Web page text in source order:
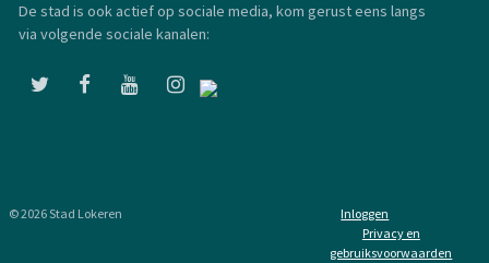
De stad is ook actief op sociale media, kom gerust eens langs
via volgende sociale kanalen:
© 2026 Stad Lokeren
Inloggen
Privacy en
gebruiksvoorwaarden